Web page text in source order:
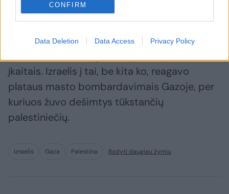
CONFIRM
Data Deletion Data Access Privacy Policy
Gazos karą sukėlė „Hamas“ ir kitų
ekstremistinių grupuočių išpuolis prieš Izraelį
2023 m. spalio 7 d. Tada buvo nužudyta 1
įkaitais. Izraelis į tai, be kita ko, reagavo
plataus masto bombardavimais Gazoje, per
kuriuos žuvo dešimtys tūkstančių
palestiniečių.
Izraelis Gaza Palestina Rodyti daugiau žymių